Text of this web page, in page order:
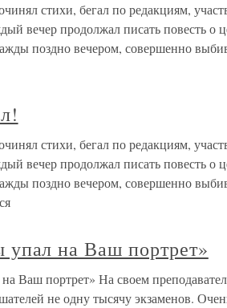
стихи, бегал по редакциям,
вечер продолжал писать повесть
поздно вечером, совершенно
стихи, бегал по редакциям,
вечер продолжал писать повесть
поздно вечером, совершенно
упал на Ваш портрет»
Ваш портрет» На своем
не одну тысячу экзаменов.